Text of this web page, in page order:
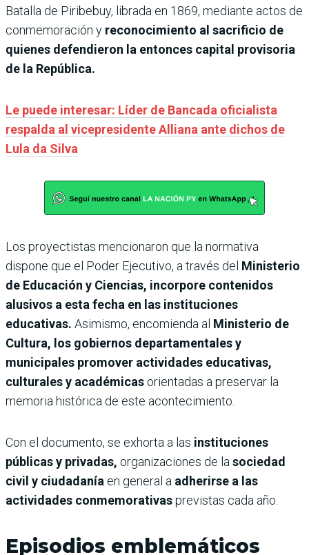
Batalla de Piribebuy, librada en 1869, mediante actos de
conmemoración y reconocimiento al sacrificio de
quienes defendieron la entonces capital provisoria
de la República.
Le puede interesar: Líder de Bancada oficialista
respalda al vicepresidente Alliana ante dichos de
Lula da Silva
Los proyectistas mencionaron que la normativa
dispone que el Poder Ejecutivo, a través del Ministerio
de Educación y Ciencias, incorpore contenidos
alusivos a esta fecha en las instituciones
educativas. Asimismo, encomienda al Ministerio de
Cultura, los gobiernos departamentales y
municipales promover actividades educativas,
culturales y académicas orientadas a preservar la
memoria histórica de este acontecimiento.
Con el documento, se exhorta a las instituciones
públicas y privadas, organizaciones de la sociedad
civil y ciudadanía en general a adherirse a las
actividades conmemorativasprevistas cada año.
Episodios emblemáticos